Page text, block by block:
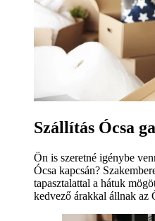
Szállítás Ócsa
Ön is szeretné igénybe
Ócsa kapcsán?
tapasztalattal a hátuk
kedvező árakkal állnak az